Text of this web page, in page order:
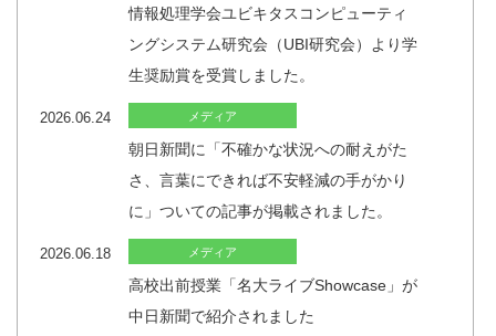
情報処理学会ユビキタスコンピューティ
ングシステム研究会（UBI研究会）より学
生奨励賞を受賞しました。
2026.06.24 メディア
朝日新聞に「不確かな状況への耐えがた
さ、言葉にできれば不安軽減の手がかり
に」ついての記事が掲載されました。
2026.06.18 メディア
高校出前授業「名大ライブShowcase」が
中日新聞で紹介されました